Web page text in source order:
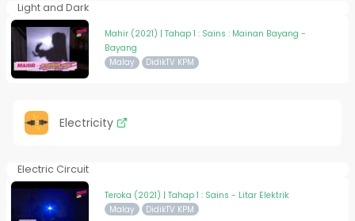
Light and Dark
Mahir (2021) | Tahap 1 : Sains : Mainan Bayang -
Bayang
Malay DidikTV KPM
Electricity
Electric Circuit
Teroka (2021) | Tahap 1 : Sains - Litar Elektrik
Malay DidikTV KPM